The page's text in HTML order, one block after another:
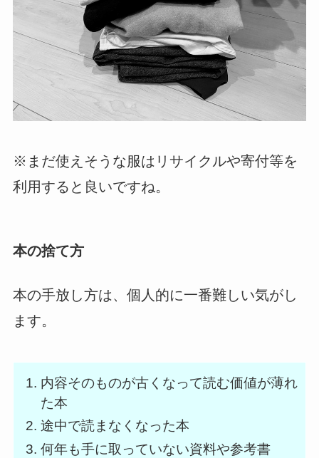
※まだ使えそうな服はリサイクルや寄付等を
利用すると良いですね。
本の捨て方
本の手放し方は、個人的に一番難しい気がし
ます。
内容そのものが古くなって読む価値が薄れ
た本
途中で読まなくなった本
何年も手に取っていない資料や参考書